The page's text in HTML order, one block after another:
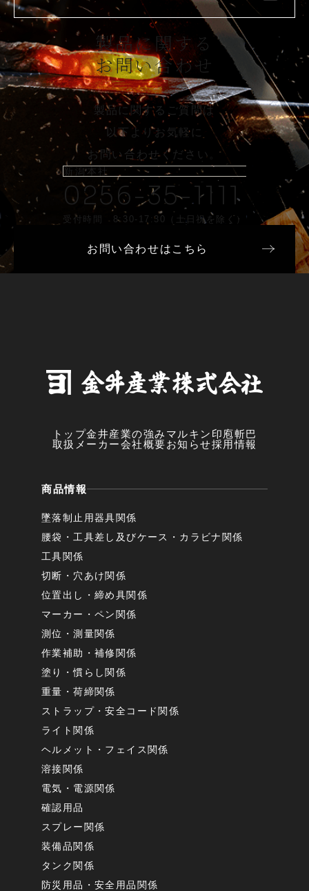
製品に関する
お問い合わせ
製品に関するご質問は
以下よりお気軽に
お問い合わせください。
新潟本社
0256-35-1111
受付時間 8:30-17:30（土日祝を除く）
お問い合わせはこちら
トップ金井産業の強み マルキン印 庖斬巴
取扱メーカー会社概要お知らせ採用情報
商品情報
墜落制止用器具関係
腰袋・工具差し及びケース・カラビナ関係
工具関係
切断・穴あけ関係
位置出し・締め具関係
マーカー・ペン関係
測位・測量関係
作業補助・補修関係
塗り・慣らし関係
重量・荷締関係
ストラップ・安全コード関係
ライト関係
ヘルメット・フェイス関係
溶接関係
電気・電源関係
確認用品
スプレー関係
装備品関係
タンク関係
防災用品・安全用品関係